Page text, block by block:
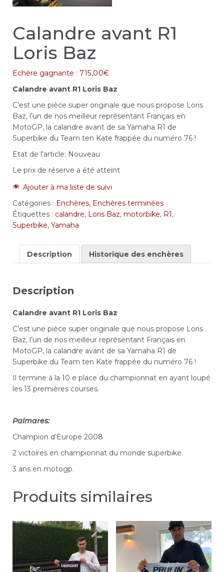
Calandre avant R1
Loris Baz
Echère gagnante : 715,00€
Calandre avant R1 Loris Baz
C’est une pièce super originale que nous propose Loris
Baz, l’un de nos meilleur représentant Français en
MotoGP, la calandre avant de sa Yamaha R1 de
Superbike du Team ten Kate frappée du numéro 76 !
Etat de l'article: Nouveau
Le prix de réserve a été atteint
Ajouter à ma liste de suivi
Catégories : Enchères, Enchères terminées
Étiquettes : calandre, Loris Baz, motorbike, R1,
Superbike, Yamaha
Description Historique des enchères
Description
Calandre avant R1 Loris Baz
C’est une pièce super originale que nous propose Loris
Baz, l’un de nos meilleur représentant Français en
MotoGP, la calandre avant de sa Yamaha R1 de
Superbike du Team ten Kate frappée du numéro 76 !
Il termine à la 10 e place du championnat en ayant loupé
les 13 premières courses.
Palmares:
Champion d’Europe 2008
2 victoires en championnat du monde superbike.
3 ans en motogp.
Produits similaires